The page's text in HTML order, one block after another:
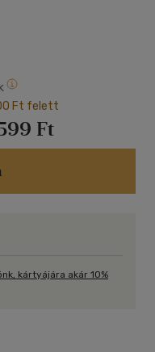
változatos,
elmélyítésében. A
képet kaphatnak
az 1. osztályos
megszerzett
Ft felett
Ft
kártyájára akár 10%